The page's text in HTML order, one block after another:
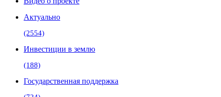
Актуально
(2554)
Инвестиции в землю
(188)
Государственная поддержка